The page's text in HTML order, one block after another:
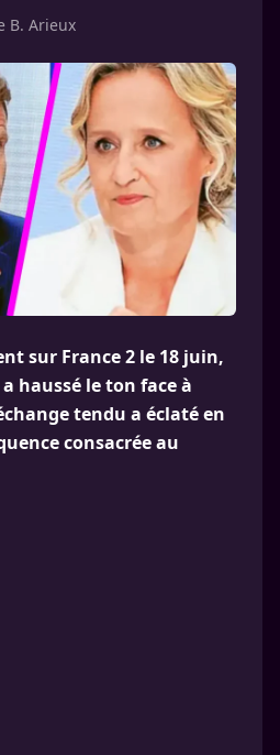
B. Arieux
sur France 2 le 18 juin,
haussé le ton face à
tendu a éclaté en
consacrée au